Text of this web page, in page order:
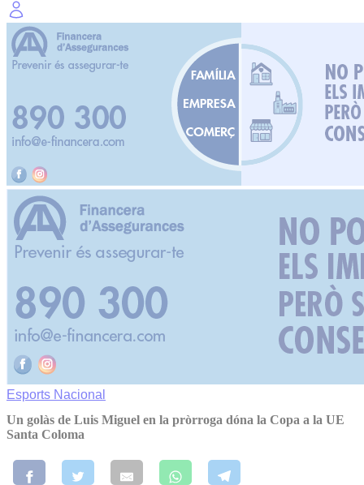
Esports Nacional
Un golàs de Luis Miguel en la pròrroga dóna la Copa a la UE
Santa Coloma